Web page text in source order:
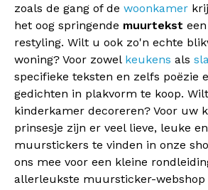
zoals de gang of de woonkamer
het oog springende muurtekst
restyling. Wilt u ook zo'n echte
woning? Voor zowel keukens als
specifieke teksten en zelfs poëzie
gedichten in plakvorm te koop.
kinderkamer decoreren? Voor uw
prinsesje zijn er veel lieve, leuke
muurstickers te vinden in onze
ons mee voor een kleine
allerleukste muursticker-